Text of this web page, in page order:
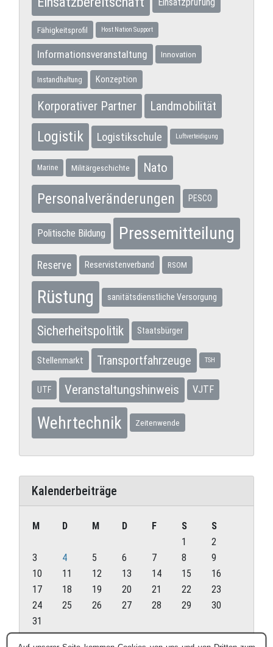
Fähigkeitsprofil Host Nation Support
Informationsveranstaltung Innovation
Instandhaltung Konzeption
Korporativer Partner Landmobilität
Logistik Logistikschule Luftverteidigung
Marine Militärgeschichte Nato
Personalveränderungen PESCO
Politische Bildung Pressemitteilung
Reserve Reservistenverband RSOM
Rüstung sanitätsdienstliche Versorgung
Sicherheitspolitik Staatsbürger
Stellenmarkt Transportfahrzeuge TSH
UTF Veranstaltungshinweis VJTF
Wehrtechnik Zeitenwende
Kalenderbeiträge
August 2026
M D M D F S
S
1
2
3
4 5 6 7 8
9
10
11 12 13 14 15
16
17
18 19 20 21 22
23
24
25 26 27 28 29
30
31